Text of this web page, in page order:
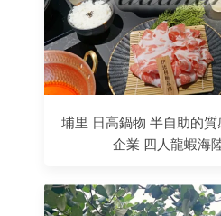
埔里 日高鍋物 半自助的
企業 四人龍蝦海